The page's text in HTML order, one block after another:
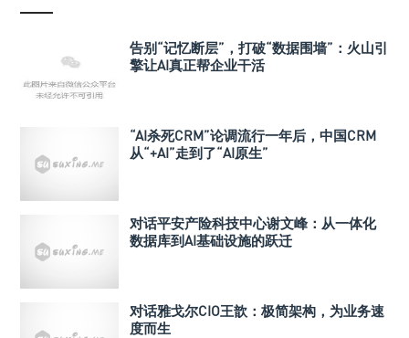
告别“记忆断层”，打破“数据围墙”：火山引
擎让AI真正帮企业干活
“AI杀死CRM”论调流行一年后，中国CRM
从“+AI”走到了“AI原生”
对话平安产险科技中心谢文峰：从一体化
数据库到AI基础设施的跃迁
对话雅戈尔CIO王歆：极简架构，为业务速
度而生